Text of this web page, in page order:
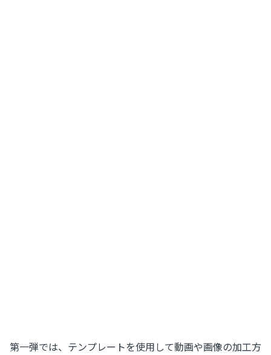
第一弾では、テンプレートを使用して動画や画像の加工方